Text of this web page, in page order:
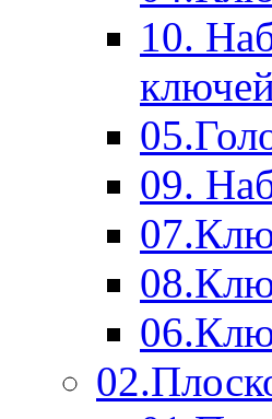
10.
09.